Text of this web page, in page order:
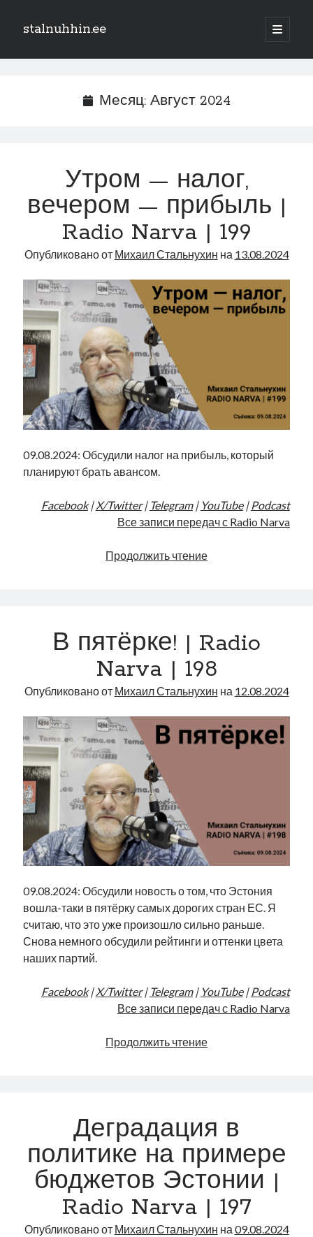
stalnuhhin.ee
отрыть
Боковая
Интеграция
Интервью
Нарва и северо-восток
Образование
Парламент и правительство
Фотографии
Экономика
Эстония и Россия
Юмор
Метки
radio narva
в поисках здравого смысла выборы
высказывание
кая каллас книга маська нарва
рийгикогу россия русский роман
русскоязычное образование ссср
фотоотчет экономика экономика эстонии
эстония эстонский язык
Михаил Стальнухин:
mstalnuhhin@gmail.com
Отзывы и предложения по блогу:
anton.stalnuhhin@gmail.com
Месяц: Август 2024
Утром — налог,
вечером — прибыль |
Radio Narva | 199
Опубликовано от Михаил Стальнухин на 13.08.2024
09.08.2024: Обсудили налог на прибыль, который
планируют брать авансом.
Facebook| X/Twitter| Telegram| YouTube| Podcast
Все записи передач с Radio Narva
Продолжить чтениеУтром
прибыль
Radio
Narva
199
В пятёрке! | Radio
Narva | 198
Опубликовано от Михаил Стальнухин на 12.08.2024
09.08.2024: Обсудили новость о том, что Эстония
вошла-таки в пятёрку самых дорогих стран ЕС. Я
считаю, что это уже произошло сильно раньше.
Снова немного обсудили рейтинги и оттенки цвета
наших партий.
Facebook|X/Twitter| Telegram| YouTube| Podcast
Все записи передач с Radio Narva
Продолжить чтениеВ
|
Деградация в
политике на примере
бюджетов Эстонии |
Radio Narva | 197
Опубликовано от Михаил Стальнухин на 09.08.2024